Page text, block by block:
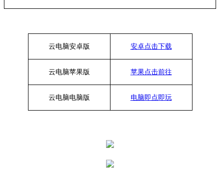
云电脑安卓版 安卓点击下载
云电脑苹果版 苹果点击前往
云电脑电脑版 电脑即点即玩